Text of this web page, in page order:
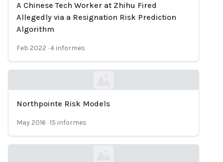
Loading...
A Chinese Tech Worker at Zhihu Fired
Allegedly via a Resignation Risk Prediction
Algorithm
Feb 2022 ·4 informes
Loading...
Northpointe Risk Models
May 2016 ·15 informes